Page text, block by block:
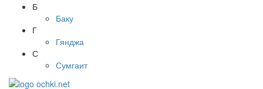
Б
Баку
Г
Гянджа
С
Сумгаит